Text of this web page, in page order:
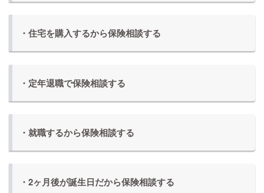
・住宅を購入するから保険相談する
・定年退職で保険相談する
・就職するから保険相談する
・2ヶ月後が誕生日だから保険相談する